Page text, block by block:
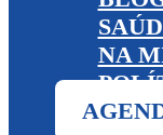
NA